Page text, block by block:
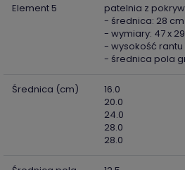
Element 5
patelnia z
- średnica: 28 cm
- wymiary: 47 x 29
- wysokość rantu
- średnica pola
Średnica (cm)
16.0
20.0
24.0
28.0
28.0